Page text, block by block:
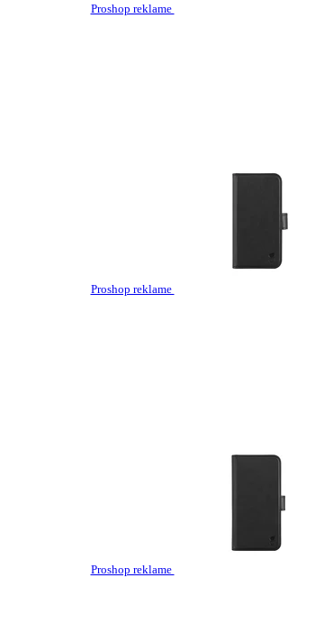
Proshop reklame
Proshop reklame
Proshop reklame